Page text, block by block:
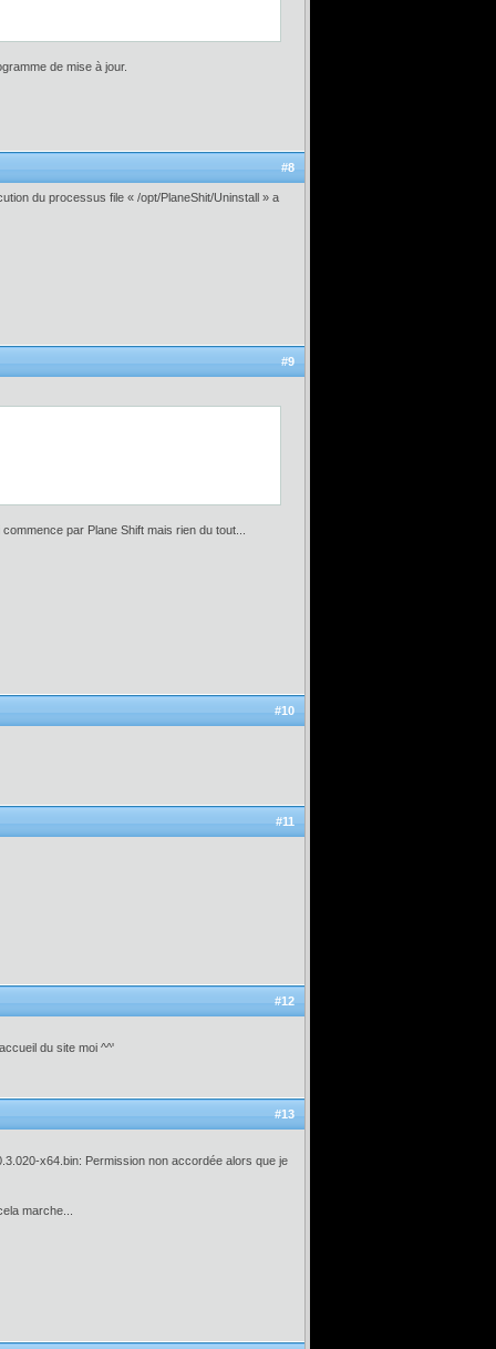
de mise à jour.
#8
du processus file « /opt/PlaneShit/Uninstall » a
#9
par Plane Shift mais rien du tout...
#10
#11
#12
du site moi ^^'
#13
x64.bin: Permission non accordée alors que je
marche...